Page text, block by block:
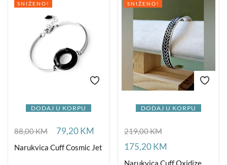
DODAJ U KORPU
SNIŽENO!
88,00KM 79,20KM
Narukvica Cuff Cosmic Jet
DODAJ U KORPU
SNIŽENO!
219,00KM
175,20KM
Narukvica Cuff Oxidize